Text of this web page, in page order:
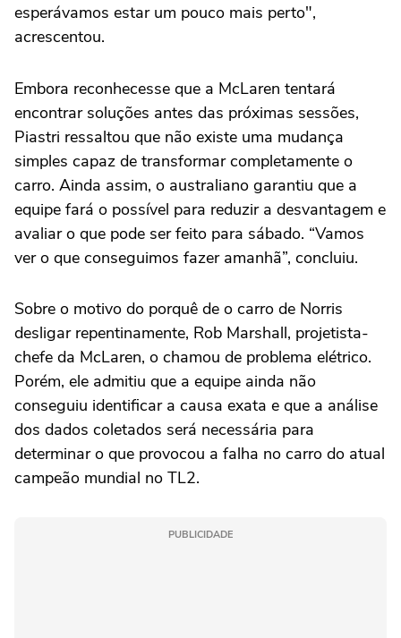
esperávamos estar um pouco mais perto",
acrescentou.
Embora reconhecesse que a McLaren tentará
encontrar soluções antes das próximas sessões,
Piastri ressaltou que não existe uma mudança
simples capaz de transformar completamente o
carro. Ainda assim, o australiano garantiu que a
equipe fará o possível para reduzir a desvantagem e
avaliar o que pode ser feito para sábado. “Vamos
ver o que conseguimos fazer amanhã”, concluiu.
Sobre o motivo do porquê de o carro de Norris
desligar repentinamente, Rob Marshall, projetista-
chefe da McLaren, o chamou de problema elétrico.
Porém, ele admitiu que a equipe ainda não
conseguiu identificar a causa exata e que a análise
dos dados coletados será necessária para
determinar o que provocou a falha no carro do atual
campeão mundial no TL2.
PUBLICIDADE